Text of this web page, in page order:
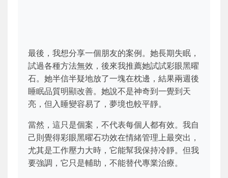
最後，我想分享一個朋友的案例。她長期失眠，
試過各種方法無效，後來我推薦她試試彩眼黑曜
石。她半信半疑地放了一塊在枕邊，結果兩週後
睡眠品質明顯改善。她說不是神奇到一覺到天
亮，但入睡變容易了，夢境也較平靜。
當然，這只是個案，不代表每個人都有效。我自
己則覺得彩眼黑曜石功效在情緒管理上最突出，
尤其是工作壓力大時，它能幫我保持冷靜。但我
要強調，它只是輔助，不能替代專業治療。